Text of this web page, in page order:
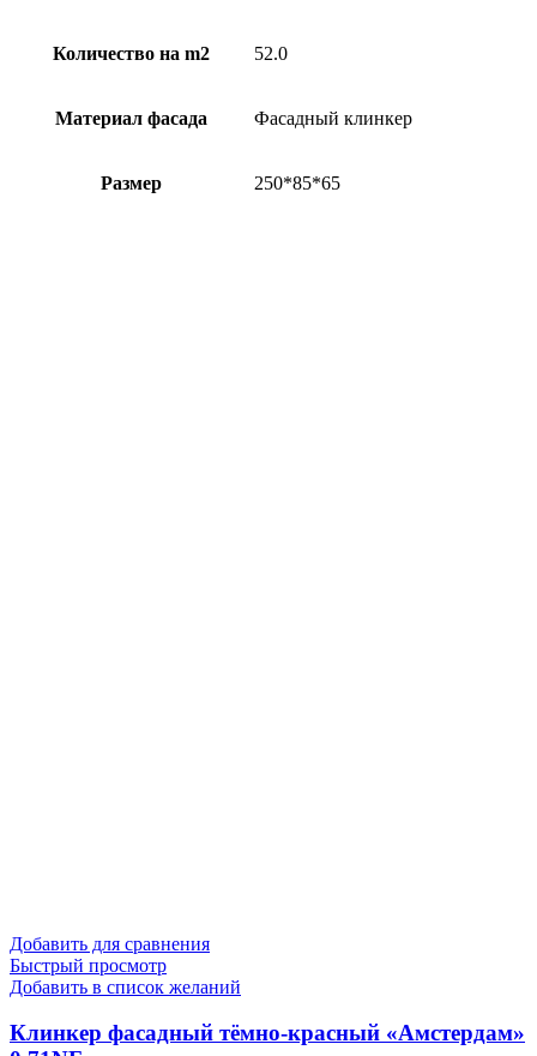
Количество на m2 52.0
Материал фасада Фасадный клинкер
Размер 250*85*65
Добавить для сравнения
Быстрый просмотр
Добавить в список желаний
Клинкер фасадный тёмно-красный «Амстердам»